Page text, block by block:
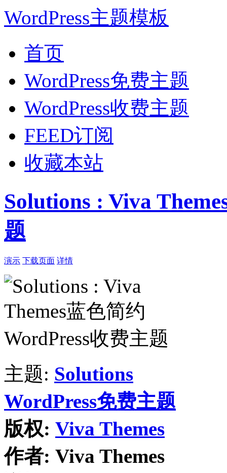
WordPress主题模板
首页
WordPress免费主题
WordPress收费主题
FEED订阅
收藏本站
Solutions : Viva
题
演示 下载页面 详情
主题: Solutions
WordPress免费主题
版权: Viva Themes
作者: Viva Themes